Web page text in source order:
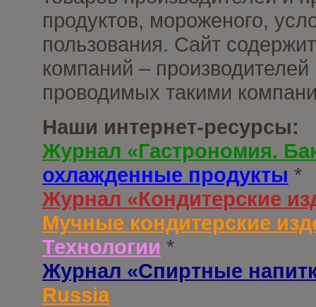
продуктов, мороженого,
пользования. Сайт
компаний –
проводимых такими
Наши интернет-ресурсы:
Журнал «Гастрономия.
охлажденные продукты *
Журнал «Кондитерские
Мучные кондитерские
Технологии *
Журнал «Спиртные
Russia